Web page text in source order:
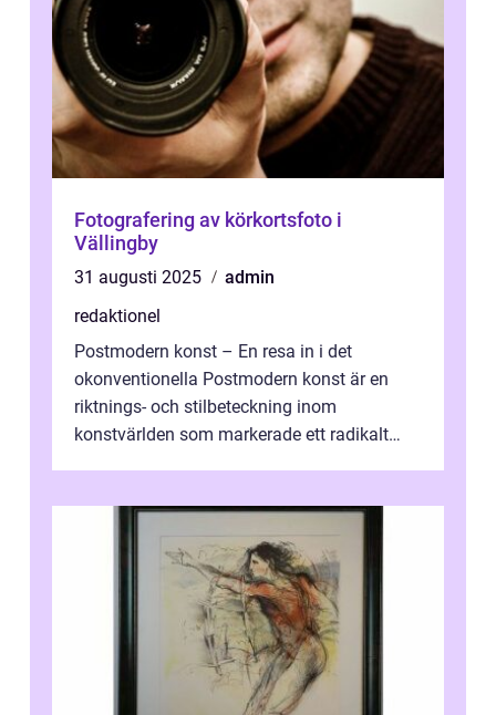
Fotografering av körkortsfoto i
Vällingby
31 augusti 2025
admin
redaktionel
Postmodern konst – En resa in i det
okonventionella Postmodern konst är en
riktnings- och stilbeteckning inom
konstvärlden som markerade ett radikalt